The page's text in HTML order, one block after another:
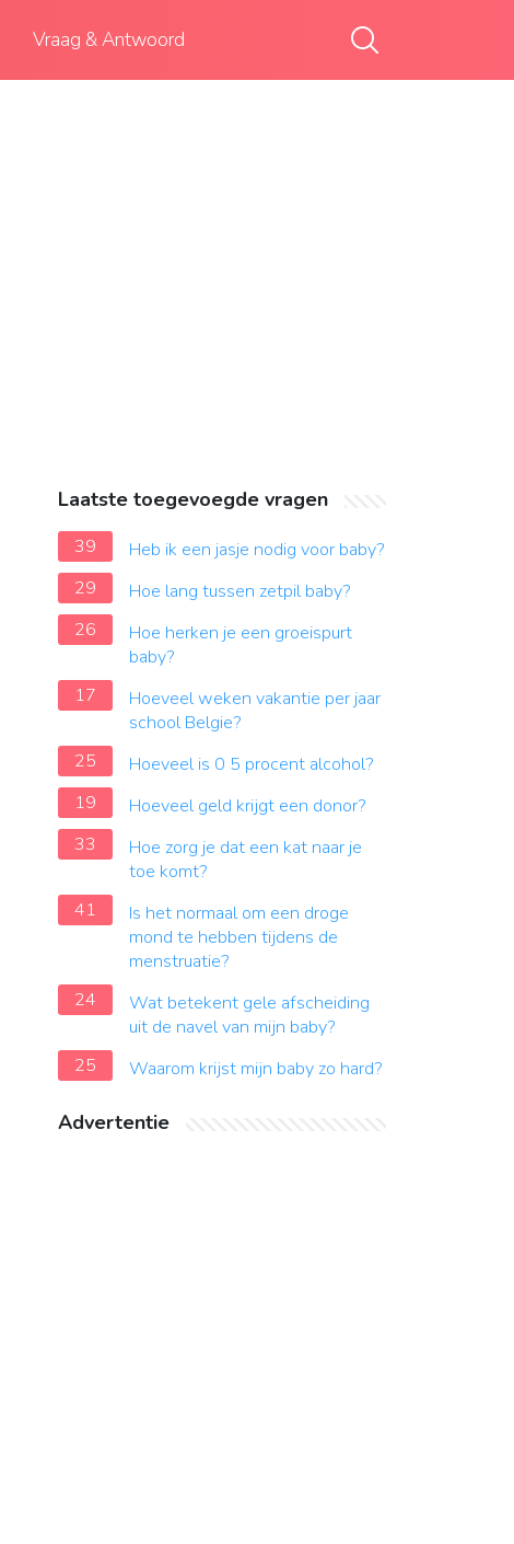
Vraag & Antwoord
Laatste toegevoegde vragen
39
Heb ik een jasje nodig voor baby?
29
Hoe lang tussen zetpil baby?
26
Hoe herken je een groeispurt
baby?
17
Hoeveel weken vakantie per jaar
school Belgie?
25
Hoeveel is 0 5 procent alcohol?
19
Hoeveel geld krijgt een donor?
33
Hoe zorg je dat een kat naar je
toe komt?
41
Is het normaal om een droge
mond te hebben tijdens de
menstruatie?
24
Wat betekent gele afscheiding
uit de navel van mijn baby?
25
Waarom krijst mijn baby zo hard?
Advertentie